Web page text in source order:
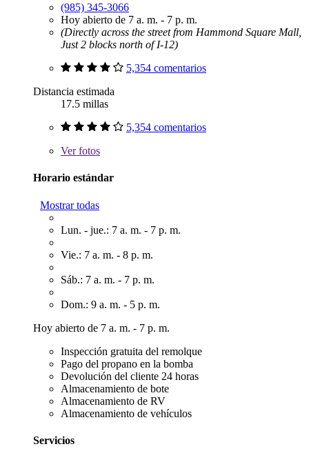
(985) 345-3066
Hoy abierto de 7 a. m. - 7 p. m.
(Directly across the street from Hammond Square Mall,
Just 2 blocks north of I-12)
5,354 comentarios
Distancia estimada
17.5 millas
5,354 comentarios
Verfotos
Horario estándar
Mostrar todas
Lun. - jue.: 7 a. m. - 7 p. m.
Vie.: 7 a. m. - 8 p. m.
Sáb.: 7 a. m. - 7 p. m.
Dom.: 9 a. m. - 5 p. m.
Hoy abierto de 7 a. m. - 7 p. m.
Inspección gratuita del remolque
Pago del propano en la bomba
Devolución del cliente 24 horas
Almacenamiento de bote
Almacenamiento de RV
Almacenamiento de vehículos
Servicios